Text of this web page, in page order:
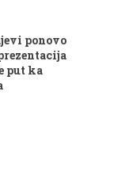
ponovo
put ka